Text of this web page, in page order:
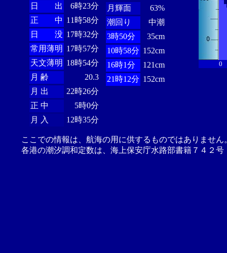
日 出
6時23分
正 中 11時58分
日 没 17時32分
常用薄明 17時57分
天文薄明 18時54分
月 齢
20.3
月 出
22時26分
正 中
5時0分
月 入
12時35分
月輝面
63%
潮回り
中潮
3時50分
35cm
10時58分 152cm
16時1分
121cm
21時12分 152cm
0
ここでの情報は、航海の用に供するものではありませ
各港の潮汐調和定数は、海上保安庁水路部書籍７４２